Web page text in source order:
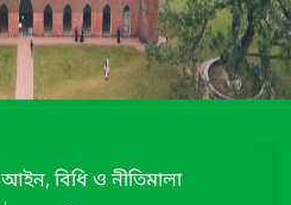
আইন, বিধি ও নীতিমালা